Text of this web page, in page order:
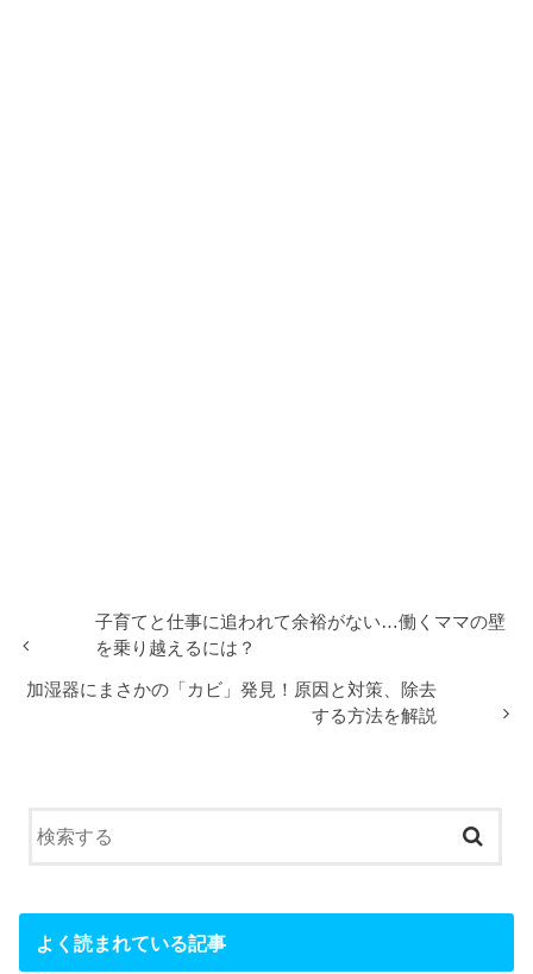
子育てと仕事に追われて余裕がない…働くママの壁
を乗り越えるには？
加湿器にまさかの「カビ」発見！原因と対策、除去
する方法を解説
よく読まれている記事